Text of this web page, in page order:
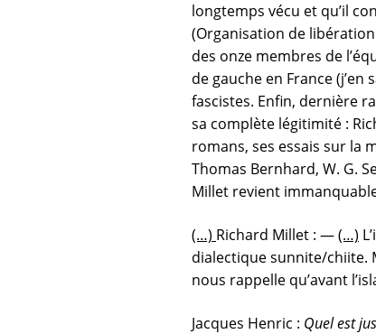
longtemps vécu et qu’il
(Organisation de
des onze membres de
de gauche en France
fascistes. Enfin, dernière
sa complète légitimité :
romans, ses essais sur la
Thomas Bernhard, W. G.
Millet revient
(…) Richard Millet : —(…)
dialectique sunnite/chiite.
nous rappelle qu’avant
Jacques Henric : Quel est